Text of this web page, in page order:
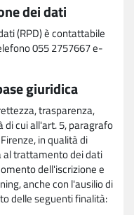
dei dati
(RPD) è contattabile
055 2757667 e-
giuridica
trasparenza,
cui all'art. 5, paragrafo
in qualità di
trattamento dei dati
dell'iscrizione e
anche con l'ausilio di
delle seguenti finalità: